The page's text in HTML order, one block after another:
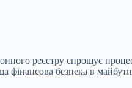
реєстру спрощує
фінансова безпека в